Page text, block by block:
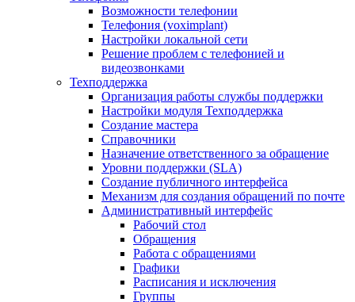
Возможности телефонии
Телефония (voximplant)
Настройки локальной сети
Решение проблем с телефонией и
видеозвонками
Техподдержка
Организация работы службы поддержки
Настройки модуля Техподдержка
Создание мастера
Справочники
Назначение ответственного за обращение
Уровни поддержки (SLA)
Создание публичного интерфейса
Механизм для создания обращений по почте
Административный интерфейс
Рабочий стол
Обращения
Работа с обращениями
Графики
Расписания и исключения
Группы